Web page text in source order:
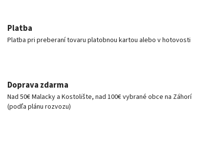
Platba
Platba pri preberaní tovaru platobnou kartou alebo v hotovosti
Doprava zdarma
Nad 50€ Malacky a Kostolište, nad 100€ vybrané obce na Záhorí
(podľa plánu rozvozu)